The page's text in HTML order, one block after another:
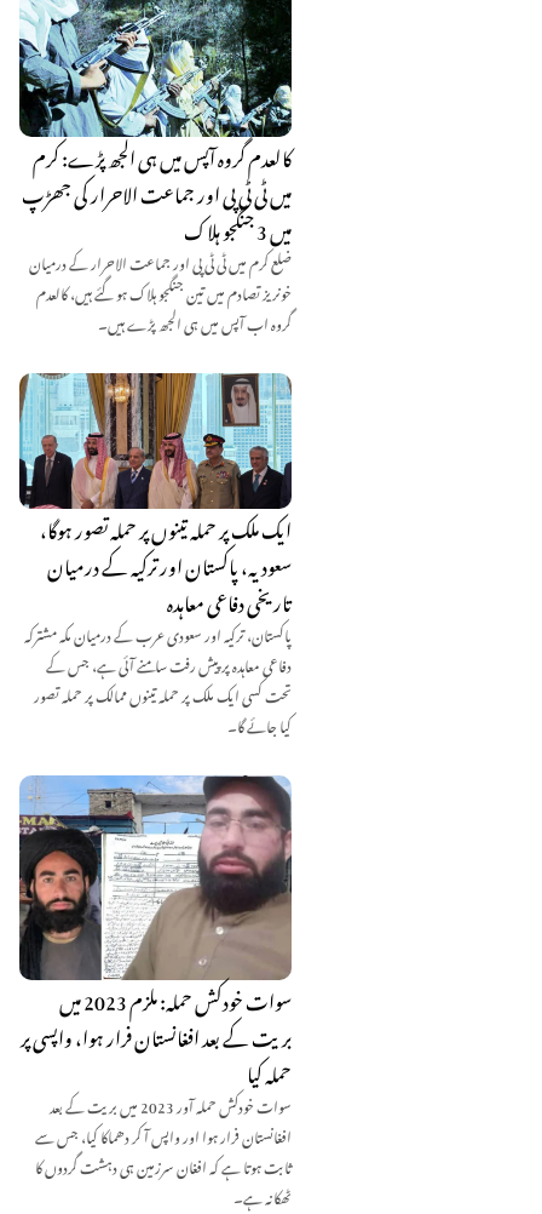
کالعدم گروہ آپس میں ہی الجھ پڑے: کرم
میں ٹی ٹی پی اور جماعت الاحرار کی جھڑپ
میں 3 جنگجو ہلاک
ضلع کرم میں ٹی ٹی پی اور جماعت الاحرار کے درمیان
خونریز تصادم میں تین جنگجو ہلاک ہو گئے ہیں، کالعدم
گروہ اب آپس میں ہی الجھ پڑے ہیں۔
ایک ملک پر حملہ تینوں پر حملہ تصور ہوگا،
سعودیہ، پاکستان اور ترکیہ کے درمیان
تاریخی دفاعی معاہدہ
پاکستان، ترکیہ اور سعودی عرب کے درمیان مکہ مشترکہ
دفاعی معاہدہ پر پیش رفت سامنے آئی ہے، جس کے
تحت کسی ایک ملک پر حملہ تینوں ممالک پر حملہ تصور
کیا جائے گا۔
سوات خودکش حملہ: ملزم 2023 میں
بریت کے بعد افغانستان فرار ہوا، واپسی پر
حملہ کیا
سوات خودکش حملہ آور 2023 میں بریت کے بعد
افغانستان فرار ہوا اور واپس آ کر دھماکا کیا، جس سے
ثابت ہوتا ہے کہ افغان سرزمین ہی دہشت گردوں کا
ٹھکانہ ہے۔